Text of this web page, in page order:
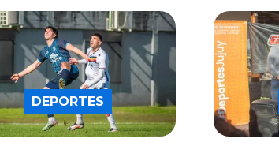
DEPORTES